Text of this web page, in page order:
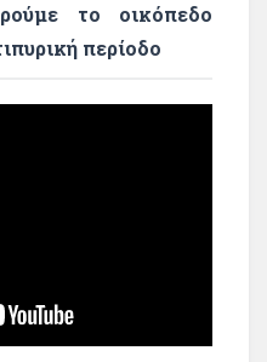
το οικόπεδο
περίοδο